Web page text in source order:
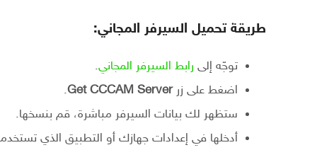
طريقة تحميل السيرفر المجاني:
توجّه إلى رابط السيرفر المجاني.
اضغط على زرGet CCCAM Server
.
ستظهر لك بيانات السيرفر مباشرة، قم بنسخها.
أدخلها في إعدادات جهازك أو التطبيق الذي